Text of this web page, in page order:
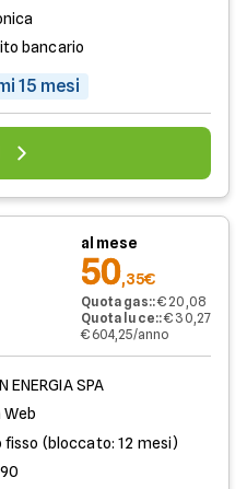
bancario
15 mesi
al mese
50,35€
Quota gas::€ 20,08
Quota luce::€ 30,27
€ 604,25/anno
ENERGIA SPA
Web
fisso (bloccato: 12 mesi)